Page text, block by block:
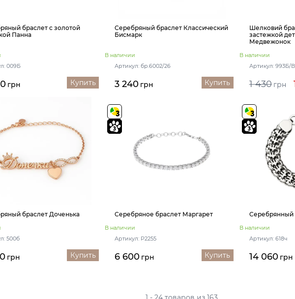
браслет с золотой
Панна
009Б
грн Купить
Серебряный браслет Классический
Бисмарк
В наличии
Артикул: бр.6002/26
3 240 грн Купить
Шелковий
застежкой
Медвежонок
В наличии
Артикул: 993Б/В
1 430 грн
браслет Доченька
500б
грн Купить
Серебряное браслет Маргарет
В наличии
Артикул: Р2255
6 600 грн Купить
Серебрянный
В наличии
Артикул: 618ч
14 060 грн